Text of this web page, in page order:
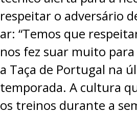
respeitar o adversário
ar: “Temos que
nos fez suar muito
a Taça de Portugal na
temporada. A cultura
os treinos durante a